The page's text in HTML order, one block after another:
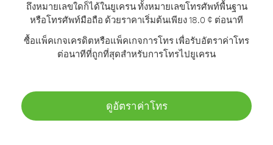
ถึงหมายเลขใดก็ได้ในยูเครน ทั้งหมายเลขโทรศัพท์พื้นฐาน
หรือโทรศัพท์มือถือ ด้วยราคาเริ่มต้นเพียง 18.0 ¢ ต่อนาที
ซื้อแพ็คเกจเครดิตหรือแพ็คเกจการโทร เพื่อรับอัตราค่าโทร
ต่อนาทีที่ถูกที่สุดสำหรับการโทรไปยูเครน
ดูอัตราค่าโทร